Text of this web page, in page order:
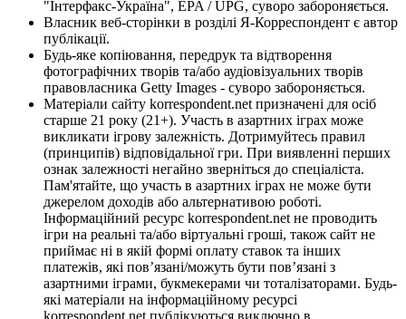
"Інтерфакс-Україна", EPA / UPG, суворо забороняється.
Власник веб-сторінки в розділі Я-Корреспондент є автор
публікації.
Будь-яке копіювання, передрук та відтворення
фотографічних творів та/або аудіовізуальних творів
правовласника Getty Images - суворо забороняється.
Матеріали сайту korrespondent.net призначені для осіб
старше 21 року (21+). Участь в азартних іграх може
викликати ігрову залежність. Дотримуйтесь правил
(принципів) відповідальної гри. При виявленні перших
ознак залежності негайно зверніться до спеціаліста.
Пам'ятайте, що участь в азартних іграх не може бути
джерелом доходів або альтернативою роботі.
Інформаційний ресурс korrespondent.net не проводить
ігри на реальні та/або віртуальні гроші, також сайт не
приймає ні в якій формі оплату ставок та інших
платежів, які пов’язані/можуть бути пов’язані з
азартними іграми, букмекерами чи тоталізаторами. Будь-
які матеріали на інформаційному ресурсі
korrespondent.net публікуються виключно в